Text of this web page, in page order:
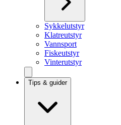
Sykkelutstyr
Klatreutstyr
Vannsport
Fiskeutstyr
Vinterutstyr
Tips & guider